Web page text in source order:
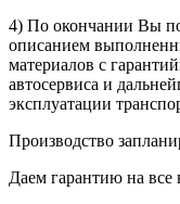
4) По окончании Вы
описанием
материалов с
автосервиса и
эксплуатации
Производство
Даем гарантию на все